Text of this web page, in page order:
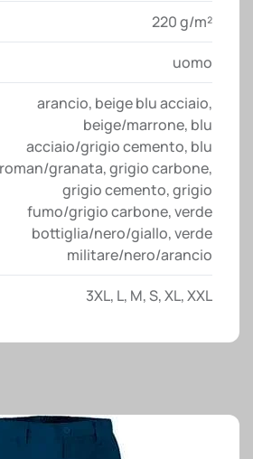
220 g/m²
uomo
arancio, beige blu acciaio,
beige/marrone, blu
acciaio/grigio cemento, blu
roman/granata,grigio carbone,
grigio cemento,grigio
fumo/grigio carbone,verde
bottiglia/nero/giallo,verde
militare/nero/arancio
3XL, L, M,S,XL,XXL